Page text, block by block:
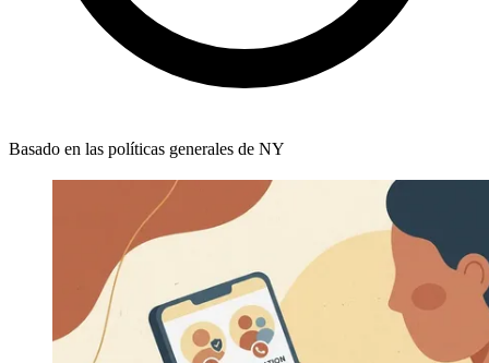
Basado en las políticas generales de NY